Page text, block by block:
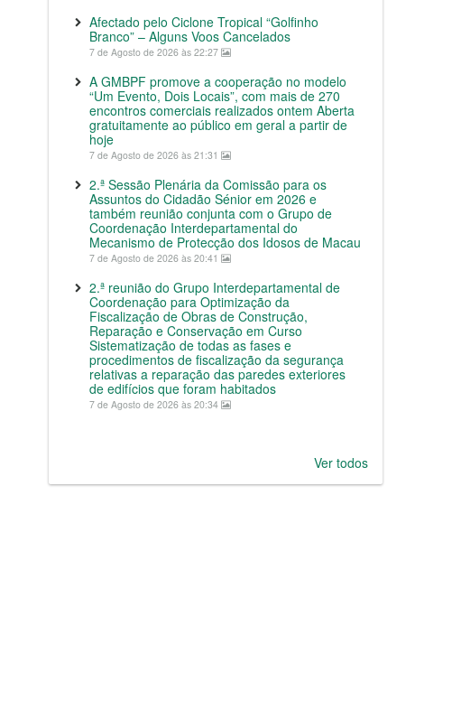
Afectado pelo Ciclone Tropical “Golfinho
Branco” – Alguns Voos Cancelados
7 de Agosto de 2026 às 22:27
A GMBPF promove a cooperação no modelo
“Um Evento, Dois Locais”, com mais de 270
encontros comerciais realizados ontem Aberta
gratuitamente ao público em geral a partir de
hoje
7 de Agosto de 2026 às 21:31
2.ª Sessão Plenária da Comissão para os
Assuntos do Cidadão Sénior em 2026 e
também reunião conjunta com o Grupo de
Coordenação Interdepartamental do
Mecanismo de Protecção dos Idosos de Macau
7 de Agosto de 2026 às 20:41
2.ª reunião do Grupo Interdepartamental de
Coordenação para Optimização da
Fiscalização de Obras de Construção,
Reparação e Conservação em Curso
Sistematização de todas as fases e
procedimentos de fiscalização da segurança
relativas a reparação das paredes exteriores
de edifícios que foram habitados
7 de Agosto de 2026 às 20:34
Ver todos